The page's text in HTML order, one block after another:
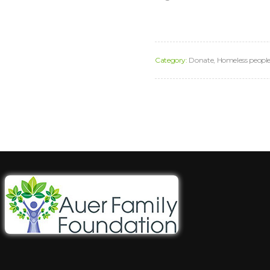
Category: Donate, Homeless people